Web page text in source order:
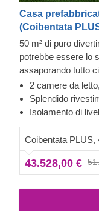
Casa
(Coibentata
50 m² di puro
potrebbe essere lo
assaporando tutto
All'esterno si
contempo capace
ammiri la coesione.
camere da letto
che consentono di
ancora. Esplora tu
aperti di vivere
Rivestimento
Questa casa
materiale
cellulosa e
apprezzato per la
resistenza
gradevole impatto
impreziosito da
2 camere da
Splendido
Isolamento di
Coibentata
43.528,00 €